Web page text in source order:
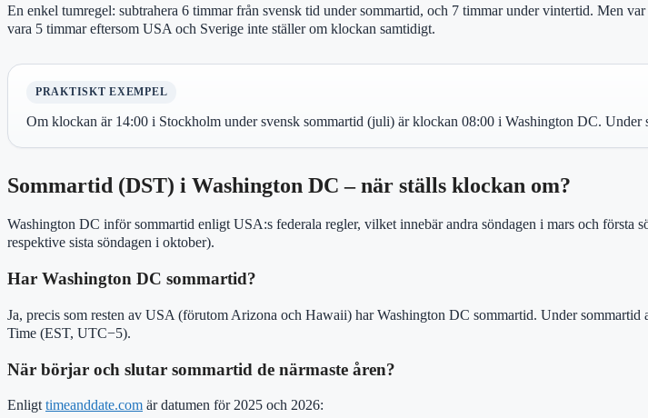
En enkel tumregel: subtrahera 6 timmar från svensk tid under sommartid, och 7 timmar under vintertid. Men
vara 5 timmar eftersom USA och Sverige inte ställer om klockan samtidigt.
PRAKTISKT EXEMPEL
Om klockan är 14:00 i Stockholm under svensk sommartid (juli) är klockan 08:00 i Washington DC.
Sommartid (DST) i Washington DC – när ställs klockan om?
Washington DC inför sommartid enligt USA:s federala regler, vilket innebär andra söndagen i mars och första
respektive sista söndagen i oktober).
Har Washington DC sommartid?
Ja, precis som resten av USA (förutom Arizona och Hawaii) har Washington DC sommartid. Under
Time (EST, UTC−5).
När börjar och slutar sommartid de närmaste åren?
Enligttimeanddate.com är datumen för 2025 och 2026: